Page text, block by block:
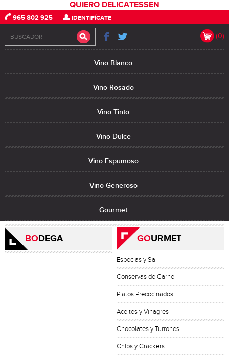
965 802 925 IDENTIFÍCATE
(0)
Vino Blanco
Vino Rosado
Vino Tinto
Vino Dulce
Vino Espumoso
Vino Generoso
Gourmet
QUIERO DELICATESSEN
BODEGA GOURMET
Especias y Sal
Conservas de Carne
Platos Precocinados
Aceites y Vinagres
Chocolates y Turrones
Chips y Crackers